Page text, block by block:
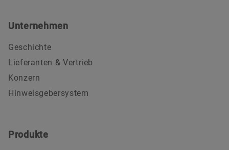
Unternehmen
Geschichte
Lieferanten & Vertrieb
Konzern
Hinweisgebersystem
Produkte